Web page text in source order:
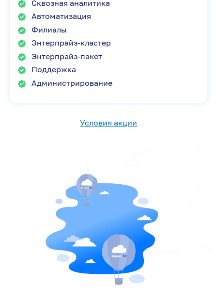
Сквозная аналитика
Автоматизация
Филиалы
Энтерпрайз-кластер
Энтерпрайз-пакет
Поддержка
Администрирование
Условия акции